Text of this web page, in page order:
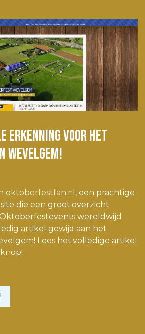
erkenning voor het
Wevelgem!
oktoberfestfan.nl , een prachtige
die een groot overzicht
wereldwijd
artikel gewijd aan het
Lees het volledige artikel